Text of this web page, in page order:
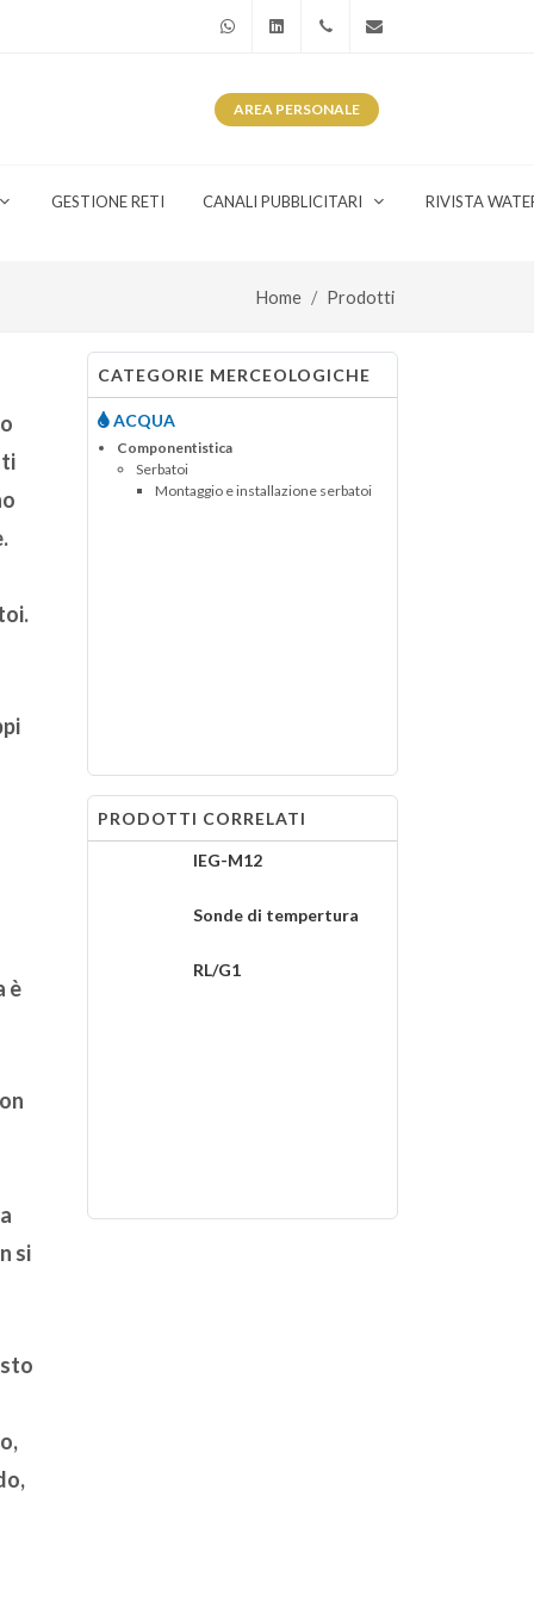
WhatsAppLinkedin+39 345 281 0246
AREA PERSONALE
GESTIONE RETI CANALI PUBBLICITARI RIVISTA
Home Prodotti
è
si
,
CATEGORIE MERCEOLOGICHE
ACQUA
Componentistica
Serbatoi
Montaggio e installazione serbatoi
PRODOTTI CORRELATI
IEG-M12
Sonde di tempertura
RL/G1